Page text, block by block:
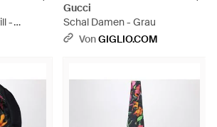
-
Gucci
Schal Damen - Grau
VonGIGLIO.COM